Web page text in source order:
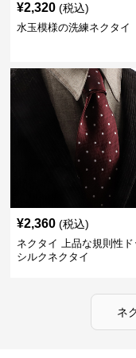
¥2,320 (税込)
水玉模様の洗練ネクタイ
¥2,360 (税込)
ネクタイ 上品な規則性
シルクネクタイ
ネ